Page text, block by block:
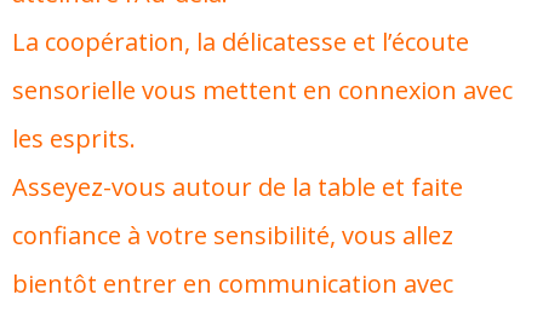
La coopération, la délicatesse et l’écoute
sensorielle vous mettent en connexion avec
les esprits.
Asseyez-vous autour de la table et faite
confiance à votre sensibilité, vous allez
bientôt entrer en communication avec